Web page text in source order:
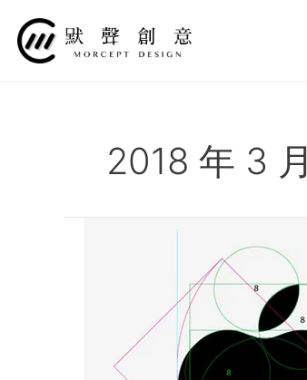
2018 年 3 月